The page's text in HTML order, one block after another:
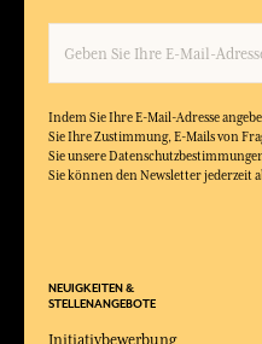
Indem Sie Ihre E-Mail-Adresse
Sie Ihre Zustimmung, E-Mails von
Sie unsere
Sie können den Newsletter jederzeit
NEUIGKEITEN &
STELLENANGEBOTE
Initiativbewerbung